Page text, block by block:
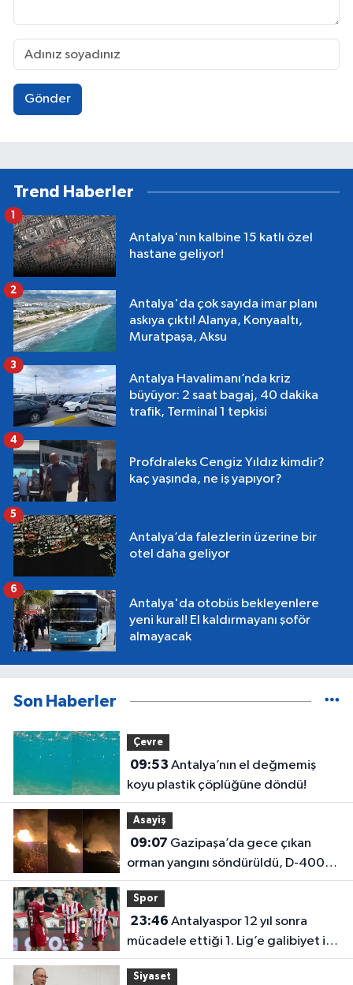
Gönder
Trend Haberler
Antalya'nın kalbine 15 katlı özel
hastane geliyor!
1
Antalya'da çok sayıda imar planı
askıya çıktı! Alanya, Konyaaltı,
Muratpaşa, Aksu
2
Antalya Havalimanı’nda kriz
büyüyor: 2 saat bagaj, 40 dakika
trafik, Terminal 1 tepkisi
3
Profdraleks Cengiz Yıldız kimdir?
kaç yaşında, ne iş yapıyor?
4
Antalya’da falezlerin üzerine bir
otel daha geliyor
5
Antalya'da otobüs bekleyenlere
yeni kural! El kaldırmayanı şoför
almayacak
6
Son Haberler
Çevre
09:53
koyu plastik çöplüğüne döndü!
Asayiş
09:07
orman yangını söndürüldü, D-400
trafiğe açıldı
Spor
23:46
mücadele ettiği 1. Lig’e galibiyet ile
başladı
Siyaset